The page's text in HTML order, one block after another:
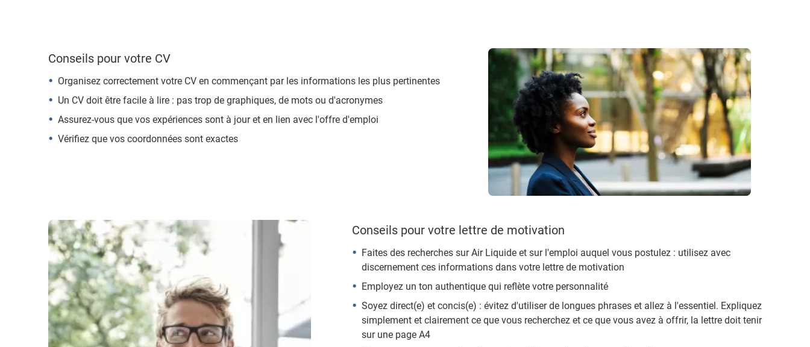
Conseils pour votre CV
Organisez correctement votre CV en commençant par les informations les plus pertinentes
Un CV doit être facile à lire : pas trop de graphiques, de mots ou d'acronymes
Assurez-vous que vos expériences sont à jour et en lien avec l'offre d'emploi
Vérifiez que vos coordonnées sont exactes
Conseils pour votre lettre de motivation
Faites des recherches sur Air Liquide et sur l'emploi auquel vous postulez : utilisez avec
discernement ces informations dans votre lettre de motivation
Employez un ton authentique qui reflète votre personnalité
Soyez direct(e) et concis(e) : évitez d'utiliser de longues phrases et allez à l'essentiel. Expliquez
simplement et clairement ce que vous recherchez et ce que vous avez à offrir, la lettre doit tenir
sur une page A4